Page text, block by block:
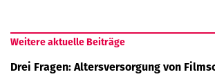
Weitere aktuelle Beiträge
Drei Fragen: Altersversorgung von